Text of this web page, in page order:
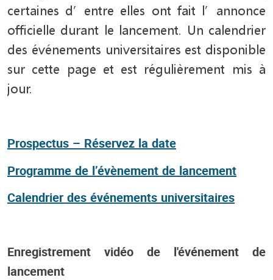
certaines d’entre elles ont fait l’annonce
officielle durant le lancement. Un calendrier
des événements universitaires est disponible
sur cette page et est régulièrement mis à
jour.
Prospectus – Réservez la date
Programme de l’évènement de lancement
Calendrier des événements universitaires
Enregistrement vidéo de l'événement de
lancement